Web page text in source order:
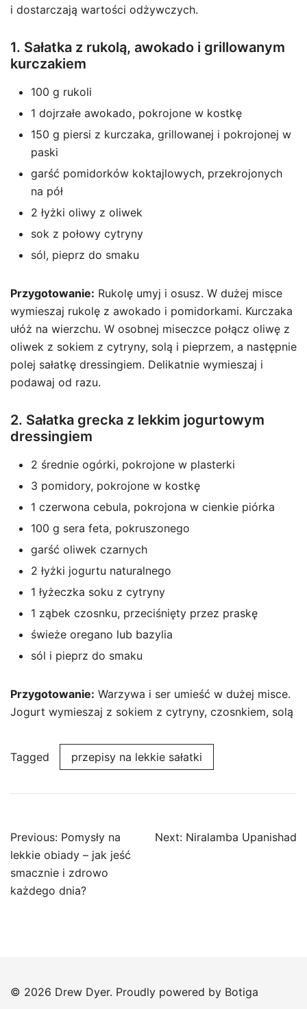
i dostarczają wartości odżywczych.
1. Sałatka z rukolą, awokado i grillowanym
kurczakiem
100 g rukoli
1 dojrzałe awokado, pokrojone w kostkę
150 g piersi z kurczaka, grillowanej i pokrojonej w
paski
garść pomidorków koktajlowych, przekrojonych
na pół
2 łyżki oliwy z oliwek
sok z połowy cytryny
sól, pieprz do smaku
Przygotowanie: Rukolę umyj i osusz. W dużej misce
wymieszaj rukolę z awokado i pomidorkami. Kurczaka
ułóż na wierzchu. W osobnej miseczce połącz oliwę z
oliwek z sokiem z cytryny, solą i pieprzem, a następnie
polej sałatkę dressingiem. Delikatnie wymieszaj i
podawaj od razu.
2. Sałatka grecka z lekkim jogurtowym
dressingiem
2 średnie ogórki, pokrojone w plasterki
3 pomidory, pokrojone w kostkę
1 czerwona cebula, pokrojona w cienkie piórka
100 g sera feta, pokruszonego
garść oliwek czarnych
2 łyżki jogurtu naturalnego
1 łyżeczka soku z cytryny
1 ząbek czosnku, przeciśnięty przez praskę
świeże oregano lub bazylia
sól i pieprz do smaku
Przygotowanie: Warzywa i ser umieść w dużej misce.
Jogurt wymieszaj z sokiem z cytryny, czosnkiem, solą
Tagged przepisy na lekkie sałatki
Post
navigation
Previous: Pomysły na
lekkie obiady – jak jeść
smacznie i zdrowo
każdego dnia?
Next: Niralamba Upanishad
© 2026 Drew Dyer. Proudly powered by Botiga